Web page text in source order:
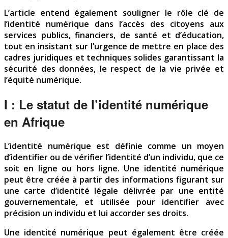
L’article entend également souligner le rôle clé de
l’identité numérique dans l’accès des citoyens aux
services publics, financiers, de santé et d’éducation,
tout en insistant sur l’urgence de mettre en place des
cadres juridiques et techniques solides garantissant la
sécurité des données, le respect de la vie privée et
l’équité numérique.
I : Le statut de l’identité numérique
en Afrique
L’identité numérique est définie comme un moyen
d’identifier ou de vérifier l’identité d’un individu, que ce
soit en ligne ou hors ligne. Une identité numérique
peut être créée à partir des informations figurant sur
une carte d’identité légale délivrée par une entité
gouvernementale, et utilisée pour identifier avec
précision un individu et lui accorder ses droits.
Une identité numérique peut également être créée